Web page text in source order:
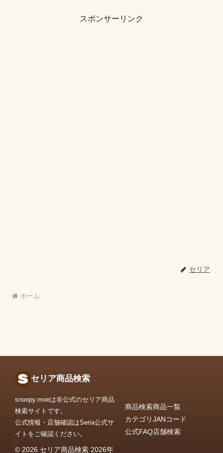
スポンサーリンク
セリア
ホーム
セリア商品検索
snoopy.moeは非公式のセリア商品
検索サイトです。
公式情報・店舗確認はSeria公式サ
イトをご確認ください。
© 2026 セリア商品検索 2026年
商品検索商品一覧
カテゴリJANコード
公式FAQ店舗検索